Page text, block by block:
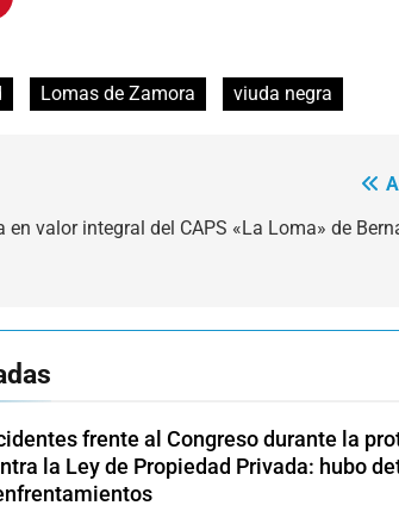
Lomas de Zamora viuda negra
en valor integral del CAPS «La Loma» de
frente al Congreso durante la
la Ley de Propiedad Privada: hubo